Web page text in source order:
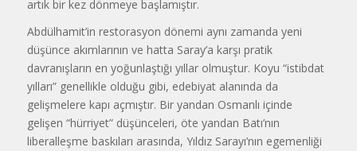
artık bir kez dönmeye başlamıştır.
Abdülhamit’in restorasyon dönemi aynı zamanda yeni
düşünce akımlarının ve hatta Saray’a karşı pratik
davranışların en yoğunlaştığı yıllar olmuştur. Koyu “istibdat
yılları” genellikle olduğu gibi, edebiyat alanında da
gelişmelere kapı açmıştır. Bir yandan Osmanlı içinde
gelişen “hürriyet” düşünceleri, öte yan­dan Batı’nın
liberalleşme baskıları ara­sında, Yıldız Sarayı’nın egemenliği